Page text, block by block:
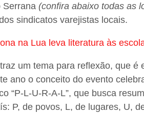
Serrana (confira abaixo todas as
sindicatos varejistas locais.
na Lua leva literatura às
um tema para reflexão, que é
ano o conceito do evento
“P-L-U-R-A-L”, que busca
P, de povos, L, de lugares, U,